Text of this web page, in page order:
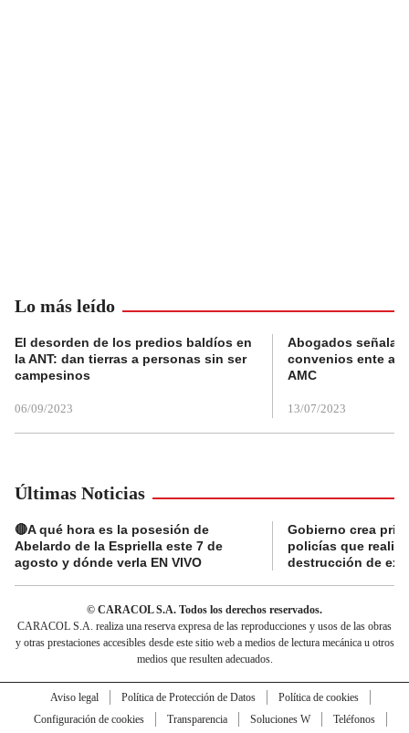
Lo más leído
El desorden de los predios baldíos en
la ANT: dan tierras a personas sin ser
campesinos
06/09/2023
Abogados
convenios ente
AMC
13/07/2023
Últimas Noticias
🔴A qué hora es la posesión de
Abelardo de la Espriella este 7 de
agosto y dónde verla EN VIVO
Gobierno crea
policías que
destrucción de
© CARACOL S.A. Todos los derechos reservados.
CARACOL S.A. realiza una reserva expresa de las reproducciones y usos de las obras
y otras prestaciones accesibles desde este sitio web a medios de lectura mecánica u otros
medios que resulten adecuados.
Aviso legal Política de Protección de Datos
Política de cookies
Configuración de cookies
Transparencia Soluciones W
Teléfonos